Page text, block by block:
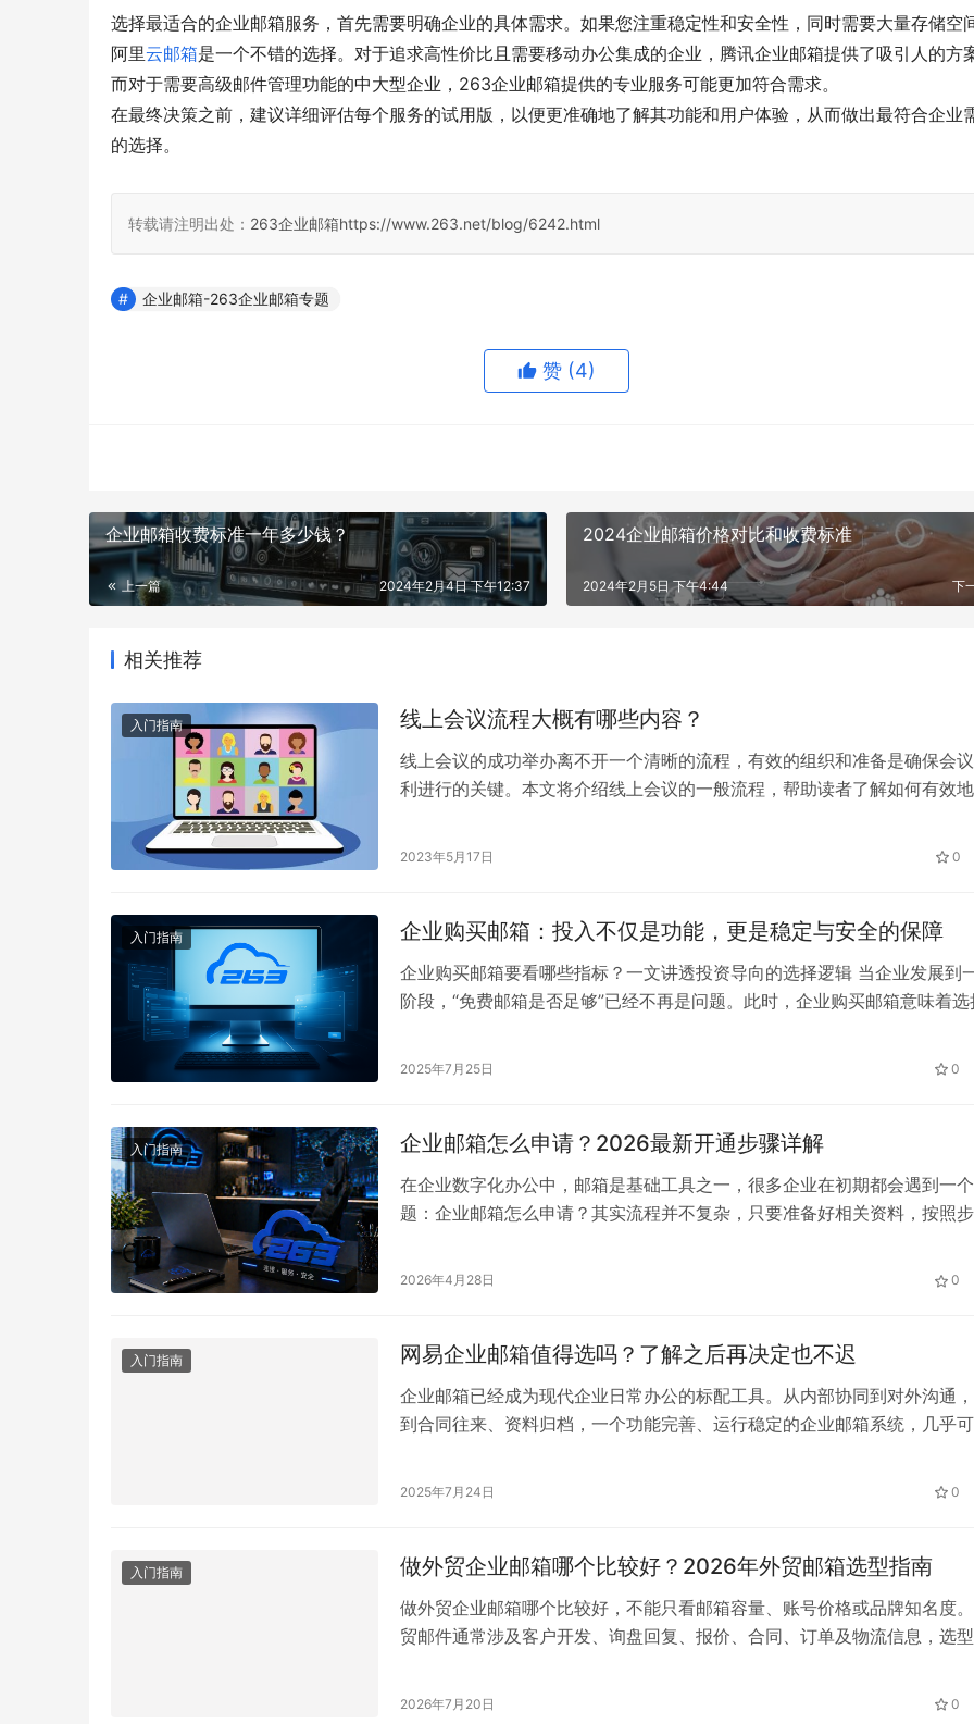
选择最适合的企业邮箱服务，首先需要明确企业的具体需求。如果您注重稳定性和安全性，同时需要大量存储空
阿里云邮箱是一个不错的选择。对于追求高性价比且需要移动办公集成的企业，腾讯企业邮箱提供了吸引人的方
而对于需要高级邮件管理功能的中大型企业，263企业邮箱提供的专业服务可能更加符合需求。
在最终决策之前，建议详细评估每个服务的试用版，以便更准确地了解其功能和用户体验，从而做出最符合企业
的选择。
转载请注明出处： 263企业邮箱https://www.263.net/blog/6242.html
企业邮箱-263企业邮箱专题
赞 (4)
企业邮箱收费标准一年多少钱？
上一篇 2024年2月4日 下午12:37
2024企业邮箱价格对比和收费标准
下
2024年2月5日 下午4:44
相关推荐
入门指南 线上会议流程大概有哪些内容？
线上会议的成功举办离不开一个清晰的流程，有效的组织和准备是确保会
利进行的关键。本文将介绍线上会议的一般流程，帮助读者了解如何有效
2023年5月17日 0
入门指南 企业购买邮箱：投入不仅是功能，更是稳定与安全的保障
企业购买邮箱要看哪些指标？一文讲透投资导向的选择逻辑 当企业发展到
阶段，“免费邮箱是否足够”已经不再是问题。此时，企业购买邮箱意味着选
2025年7月25日 0
入门指南 企业邮箱怎么申请？2026最新开通步骤详解
在企业数字化办公中，邮箱是基础工具之一，很多企业在初期都会遇到一
题：企业邮箱怎么申请？其实流程并不复杂，只要准备好相关资料，按照
投入使用。 企业邮箱怎么申请？先了解基本条件 在进行企业邮箱申请前，
2026年4月28日 0
入门指南 网易企业邮箱值得选吗？了解之后再决定也不迟
企业邮箱已经成为现代企业日常办公的标配工具。从内部协同到对外沟通
到合同往来、资料归档，一个功能完善、运行稳定的企业邮箱系统，几乎
箱、263邮箱，这与网易在个人邮箱263在企业邮箱领域的长期积累不无关
2025年7月24日 0
入门指南 做外贸企业邮箱哪个比较好？2026年外贸邮箱选型指南
做外贸企业邮箱哪个比较好，不能只看邮箱容量、账号价格或品牌知名度
贸邮件通常涉及客户开发、询盘回复、报价、合同、订单及物流信息，选
务。 不同外贸企业的客户地区、团队规模和办公方式不同，因此没有适合
2026年7月20日 0